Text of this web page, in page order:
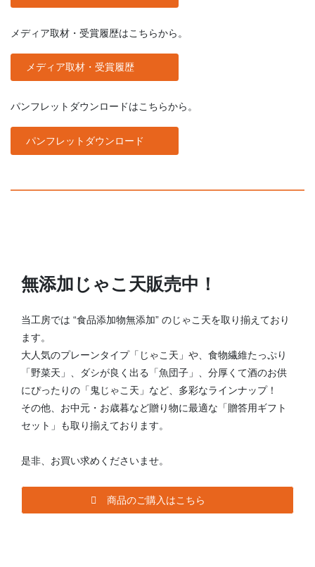
メディア取材・受賞履歴はこちらから。
メディア取材・受賞履歴
パンフレットダウンロードはこちらから。
パンフレットダウンロード
無添加じゃこ天販売中！
当工房では “食品添加物無添加” のじゃこ天を取り揃えており
ます。
大人気のプレーンタイプ「じゃこ天」や、食物繊維たっぷり
「野菜天」、ダシが良く出る「魚団子」、分厚くて酒のお供
にぴったりの「鬼じゃこ天」など、多彩なラインナップ！
その他、お中元・お歳暮など贈り物に最適な「贈答用ギフト
セット」も取り揃えております。
是非、お買い求めくださいませ。
商品のご購入はこちら